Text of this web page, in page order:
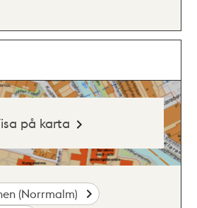
på karta
(Norrmalm)